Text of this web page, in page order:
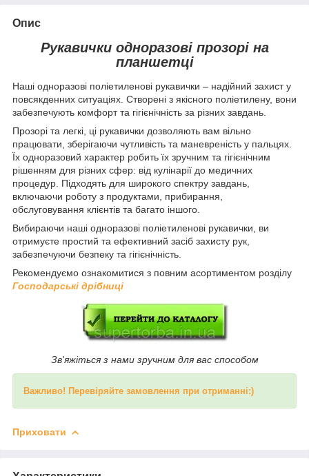
Опис
Рукавички одноразові прозорі на
планшетці
Наші одноразові поліетиленові рукавички – надійний захист у
повсякденних ситуаціях. Створені з якісного поліетилену, вони
забезпечують комфорт та гігієнічність за різних завдань.
Прозорі та легкі, ці рукавички дозволяють вам вільно
працювати, зберігаючи чутливість та маневреність у пальцях.
Їх одноразовий характер робить їх зручним та гігієнічним
рішенням для різних сфер: від кулінарії до медичних
процедур. Підходять для широкого спектру завдань,
включаючи роботу з продуктами, прибирання,
обслуговування клієнтів та багато іншого.
Вибираючи наші одноразові поліетиленові рукавички, ви
отримуєте простий та ефективний засіб захисту рук,
забезпечуючи безпеку та гігієнічність.
Рекомендуємо ознакомитися з повним асортиментом розділу
Господарські дрібниці
Зв'яжіться з нами зручним для вас способом
Важливо! Перевіряйте замовлення при отриманні:)
Приховати